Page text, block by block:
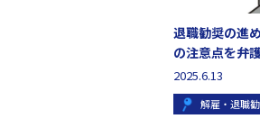
退職勧奨の進
の注意点を弁
2025.6.13
解雇・退職